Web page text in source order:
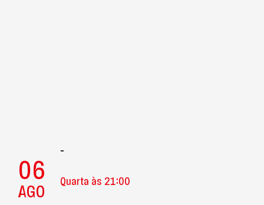
06
AGO
-
Quarta às 21:00